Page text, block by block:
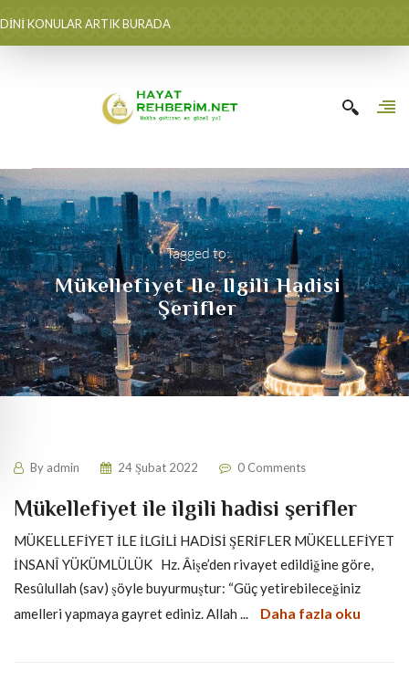
DİNİ KONULAR ARTIK BURADA
Tagged to:
Mükellefiyet Ile Ilgili Hadisi
Şerifler
By admin 24 Şubat 2022 0 Comments
Mükellefiyet ile ilgili hadisi şerifler
MÜKELLEFİYET İLE İLGİLİ HADİSİ ŞERİFLER MÜKELLEFİYET
İNSANÎ YÜKÜMLÜLÜK Hz. Âişe’den rivayet edildiğine göre,
Resûlullah (sav) şöyle buyurmuştur: “Güç yetirebileceğiniz
amelleri yapmaya gayret ediniz. Allah ...
Daha fazla oku